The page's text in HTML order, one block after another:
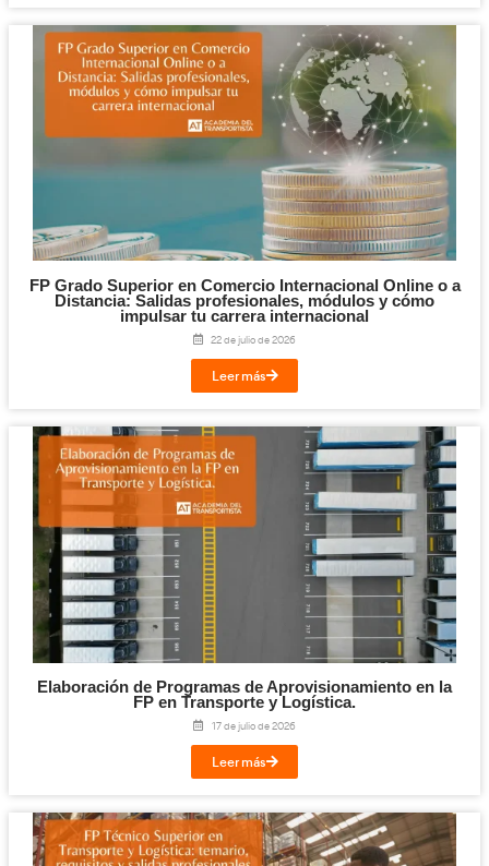
Competencia Profesional para el
Mercancías y Viajeros: qué es, requisitos y
el examen en 2026
30 de julio de 2026
Leer más
Cloud y Sistemas Conectados para la FP en
Logística.
29 de julio de 2026
Leer más